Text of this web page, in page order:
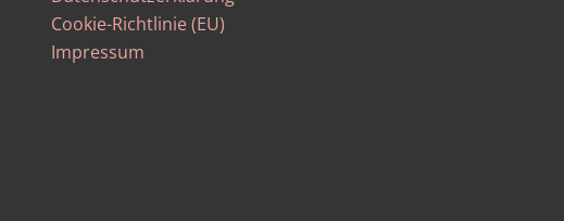
Cookie-Richtlinie (EU)
Impressum